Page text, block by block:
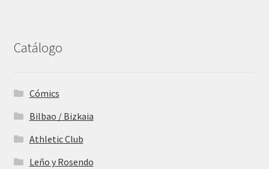
Catálogo
Cómics
Bilbao / Bizkaia
Athletic Club
Leño y Rosendo